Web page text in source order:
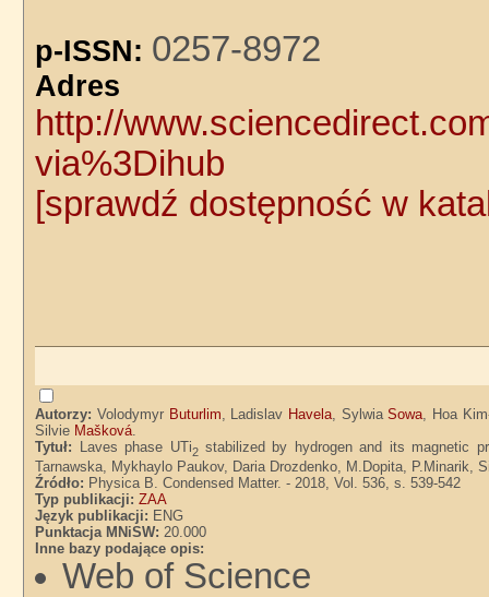
p-ISSN: 0257-8972
http://
via%3Dihub
[sprawdź dostępność w
Autorzy: Volodymyr Buturlim, Ladislav Havela, SylwiaSowa, Hoa
Silvie Mašková.
Tytuł:
Laves phase UTi2stabilized by hydrogen and its magnetic
Tarnawska, Mykhaylo Paukov, Daria Drozdenko, M.Dopita, P.Minarik,
Źródło: Physica B. Condensed Matter. - 2018, Vol. 536, s. 539-542
Typ publikacji:ZAA
Język publikacji: ENG
Punktacja MNiSW: 20.000
Inne bazy podające opis:
Web of Science